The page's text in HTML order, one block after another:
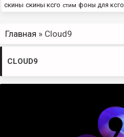
скины скины ксго стим фоны для ксго
Главная » Cloud9
CLOUD9